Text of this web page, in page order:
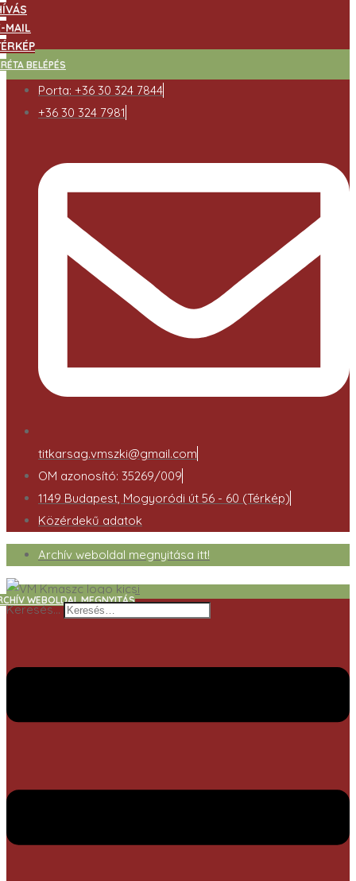
MAIL
BELÉPÉS
Porta: +36 30 324 7844
+36 30 324 7981
titkarsag.vmszki@gmail.com
OM azonosító: 35269/009
1149 Budapest, Mogyoródi út 56 - 60 (Térkép)
Közérdekű adatok
Archív weboldal megnyitása itt!
WEBOLDAL MEGNYITÁS
Keresés…